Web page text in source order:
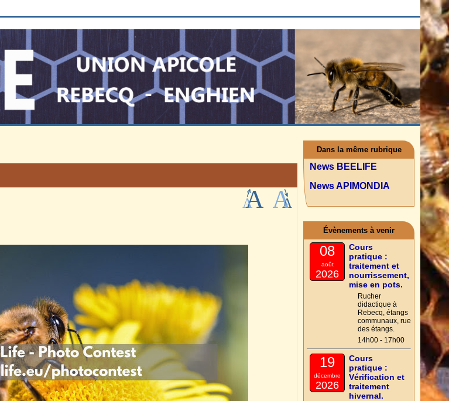
Dans la même rubrique
News BEELIFE
News APIMONDIA
Évènements à venir
08
août
2026
Cours
pratique :
traitement et
nourrissement,
mise en pots.
Rucher
didactique à
Rebecq, étangs
communaux, rue
des étangs.
14h00 - 17h00
19
décembre
2026
Cours
pratique :
Vérification et
traitement
hivernal.